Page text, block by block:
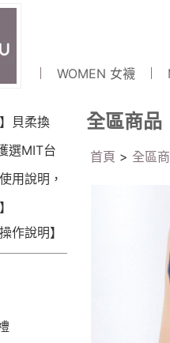
WOMEN 女襪
貝柔換
選MIT台
用說明，
作說明】
全區商品
首頁 > 全區